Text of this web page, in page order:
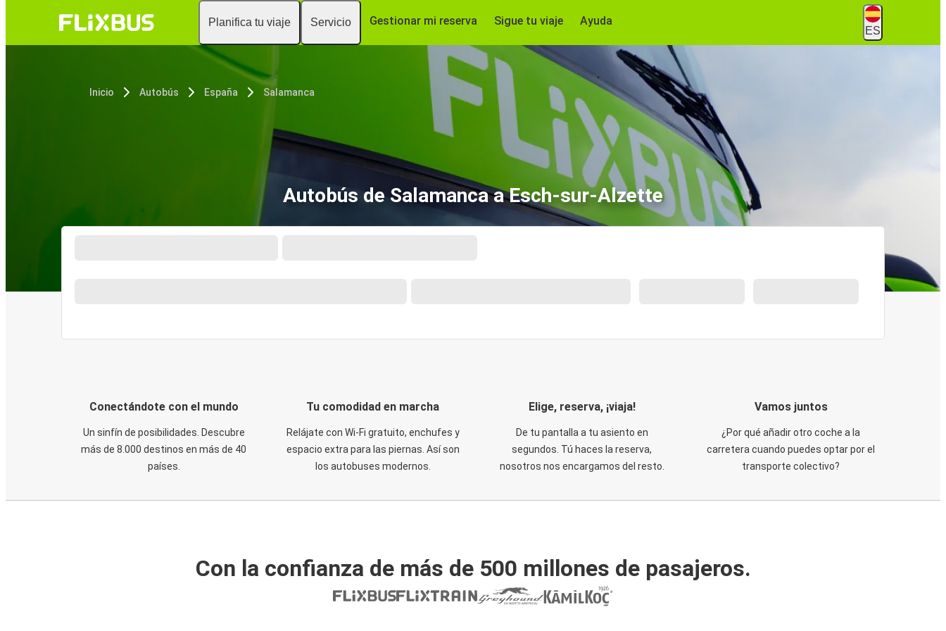
Planifica tu viaje Servicio Gestionar mi reserva Sigue tu viaje Ayuda
ES
Inicio Autobús España Salamanca
Autobús de Salamanca a Esch-sur-Alzette
Conectándote con el mundo
Un sinfín de posibilidades. Descubre
más de 8.000 destinos en más de 40
países.
Tu comodidad en marcha
Relájate con Wi-Fi gratuito, enchufes y
espacio extra para las piernas. Así son
los autobuses modernos.
Elige, reserva, ¡viaja!
De tu pantalla a tu asiento en
segundos. Tú haces la reserva,
nosotros nos encargamos del resto.
Vamos juntos
¿Por qué añadir otro coche a la
carretera cuando puedes optar por el
transporte colectivo?
Con la confianza de más de 500 millones de pasajeros.